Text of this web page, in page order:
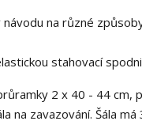
návodu na různé
stahovací
2 x 40 - 44 cm,
na zavazování. Šála má